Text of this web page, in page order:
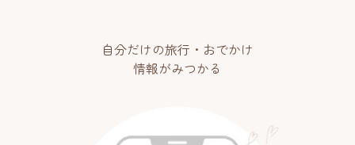
自分だけの旅行・おでかけ
情報がみつかる